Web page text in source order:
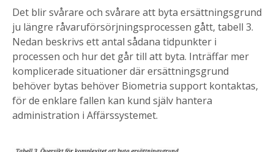
Det blir svårare och svårare att byta ersättningsgrund
ju längre råvaruförsörjningsprocessen gått, tabell 3.
Nedan beskrivs ett antal sådana tidpunkter i
processen och hur det går till att byta. Inträffar mer
komplicerade situationer där ersättningsgrund
behöver bytas behöver Biometria support kontaktas,
för de enklare fallen kan kund själv hantera
administration i Affärssystemet.